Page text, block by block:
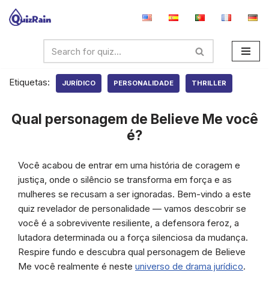
Etiquetas: JURÍDICO PERSONALIDADE THRILLER
Qual personagem de Believe Me você
é?
Você acabou de entrar em uma história de coragem e
justiça, onde o silêncio se transforma em força e as
mulheres se recusam a ser ignoradas. Bem-vindo a este
quiz revelador de personalidade — vamos descobrir se
você é a sobrevivente resiliente, a defensora feroz, a
lutadora determinada ou a força silenciosa da mudança.
Respire fundo e descubra qual personagem de Believe
Me você realmente é neste universo de drama jurídico.